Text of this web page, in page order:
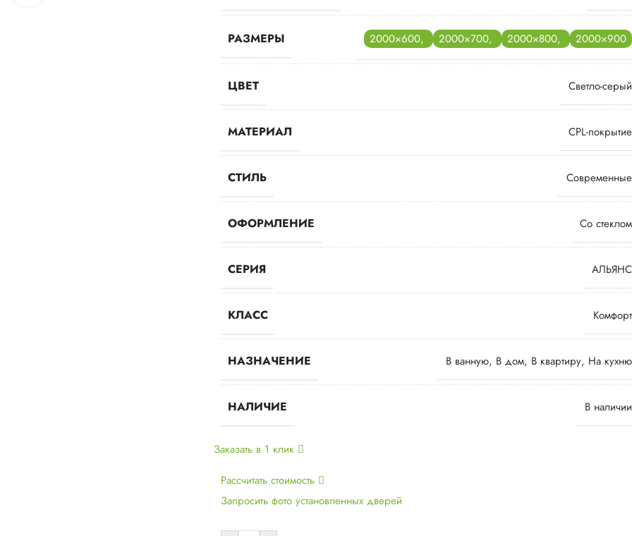
РАЗМЕРЫ 2000×600, 2000×700, 2000×800, 2000×900
ЦВЕТ Светло-серый
МАТЕРИАЛ CPL-покрытие
СТИЛЬ Современные
ОФОРМЛЕНИЕ Со стеклом
СЕРИЯ АЛЬЯНС
КЛАСС Комфорт
НАЗНАЧЕНИЕ В ванную, В дом, В квартиру, На кухню
НАЛИЧИЕ В наличии
Заказать в 1 клик
Рассчитать стоимость
Запросить фото установленных дверей